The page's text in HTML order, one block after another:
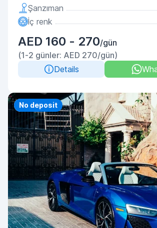
Şanzıman
İç renk
AED 160 - 270/gün
(1-2 günler: AED 270/gün)
Details
Priority
No deposit